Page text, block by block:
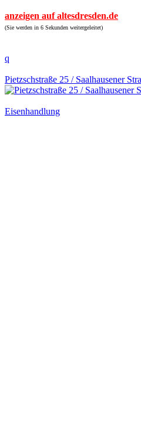
anzeigen auf altesdresden.de
(Sie werden in 6 Sekunden weitergeleitet)
q
Pietzschstraße 25 / Saalhausener
Eisenhandlung